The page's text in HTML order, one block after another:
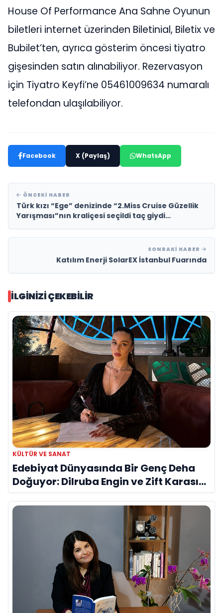
House Of Performance Ana Sahne Oyunun
biletleri internet üzerinden Biletinial, Biletix ve
Bubilet’ten, ayrıca gösterim öncesi tiyatro
gişesinden satın alınabiliyor. Rezervasyon
için Tiyatro Keyfi’ne 05461009634 numaralı
telefondan ulaşılabiliyor.
Facebook X (Paylaş) WhatsApp
ÖNCEKI HABER
Türk kızı “Ege” denizinde “2.Miss Cruise Güzellik
Yarışması”nın kraliçesi seçildi taç giydi…
SONRAKI HABER
Katılım Enerji SolarEX İstanbul Fuarında
İLGINIZI ÇEKEBILIR
KÜLTÜR VE SANAT
Edebiyat Dünyasında Bir Genç Deha
Doğuyor: Dilruba Engin ve Zift Karası
Evreni ‘AVENOİR’